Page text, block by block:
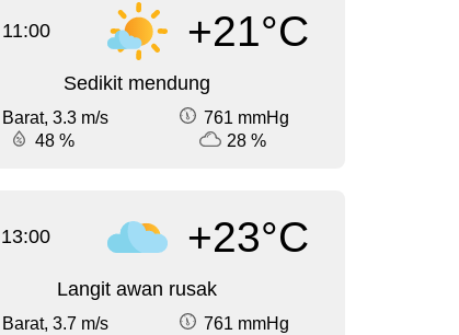
11:00 +21°C
Sedikit mendung
Barat, 3.3 m/s
761 mmHg
48 %
28 %
13:00 +23°C
Langit awan rusak
Barat, 3.7 m/s
761 mmHg